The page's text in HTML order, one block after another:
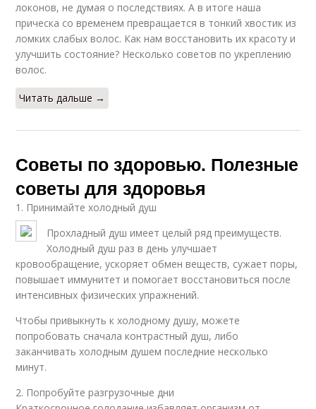
локонов, не думая о последствиях. А в итоге наша
прическа со временем превращается в тонкий хвостик из
ломких слабых волос. Как нам восстановить их красоту и
улучшить состояние? Несколько советов по укреплению
волос.
Читать дальше →
Советы по здоровью. Полезные
советы для здоровья
1. Принимайте холодный душ
Прохладный душ имеет целый ряд преимуществ.
Холодный душ раз в день улучшает
кровообращение, ускоряет обмен веществ, сужает поры,
повышает иммунитет и помогает восстановиться после
интенсивных физических упражнений.
Чтобы привыкнуть к холодному душу, можете
попробовать сначала контрастный душ, либо
заканчивать холодным душем последние несколько
минут.
2. Попробуйте разгрузочные дни